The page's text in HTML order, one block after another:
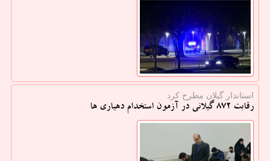
استاندار گیلان مطرح كرد
رقابت 872 گیلانی در آزمون استخدام دهیاری ها